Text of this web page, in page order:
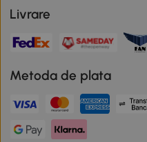
Livrare
Metoda de plata